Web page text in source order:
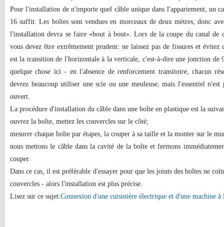
Pour l'installation de n'importe quel câble unique dans l'appartement, un
16 suffit. Les boîtes sont vendues en morceaux de deux mètres, donc
l'installation devra se faire «bout à bout». Lors de la coupe du canal de
vous devez être extrêmement prudent: ne laissez pas de fissures et
est la transition de l'horizontale à la verticale, c'est-à-dire une jonction
quelque chose ici - en l'absence de renforcement transitoire, chacun
devrez beaucoup utiliser une scie ou une meuleuse, mais l'essentiel n'est
ouvert.
La procédure d'installation du câble dans une boîte en plastique est la
ouvrez la boîte, mettez les couvercles sur le côté;
mesurer chaque boîte par étapes, la couper à sa taille et la monter sur le
nous mettons le câble dans la cavité de la boîte et fermons
couper.
Dans ce cas, il est préférable d'essayer pour que les joints des boîtes ne
couvercles - alors l'installation est plus précise.
Lisez sur ce sujet:Connexion d'une cuisinière électrique et d'une machine à